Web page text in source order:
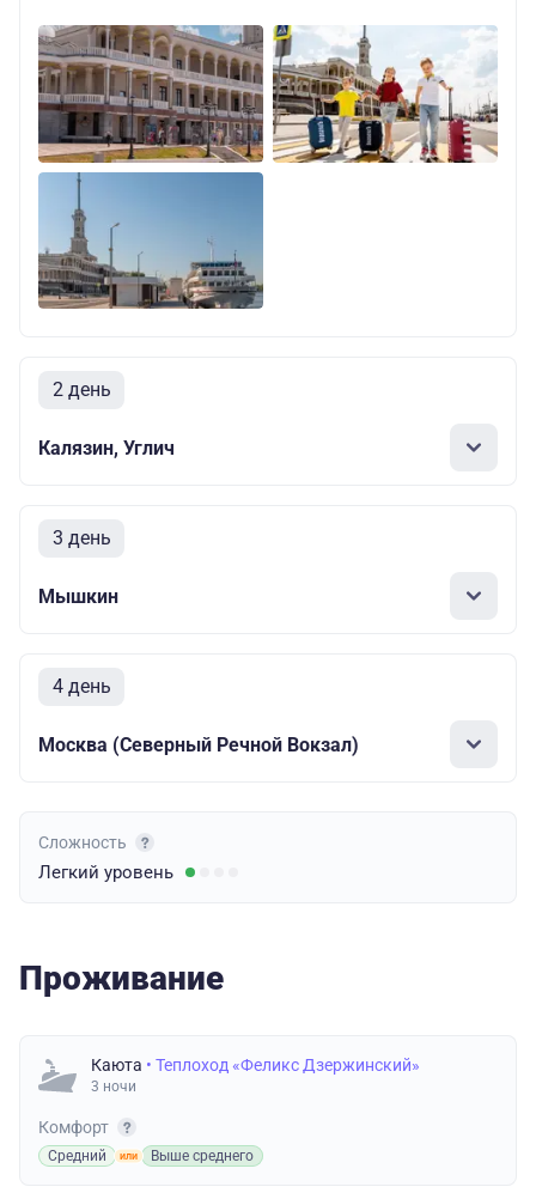
2 день
Калязин, Углич
3 день
Мышкин
4 день
Москва (Северный Речной Вокзал)
Сложность
Легкий уровень
Проживание
Каюта • Теплоход «Феликс Дзержинский»
3 ночи
Комфорт
Средний Выше среднего